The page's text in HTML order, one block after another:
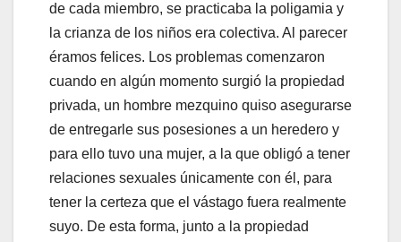
de cada miembro, se practicaba la poligamia y
la crianza de los niños era colectiva. Al parecer
éramos felices. Los problemas comenzaron
cuando en algún momento surgió la propiedad
privada, un hombre mezquino quiso asegurarse
de entregarle sus posesiones a un heredero y
para ello tuvo una mujer, a la que obligó a tener
relaciones sexuales únicamente con él, para
tener la certeza que el vástago fuera realmente
suyo. De esta forma, junto a la propiedad